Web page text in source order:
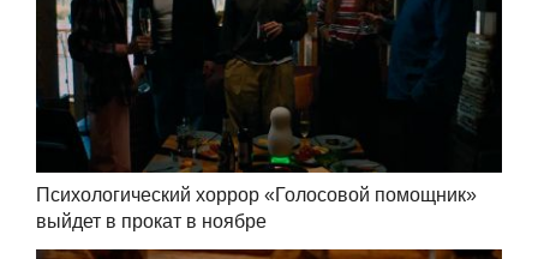
Психологический хоррор «Голосовой помощник»
выйдет в прокат в ноябре